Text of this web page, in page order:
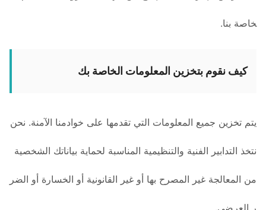
خاصة بنا.
كيف نقوم بتخزين المعلومات الخاصة بك
يتم تخزين جميع المعلومات التي تقدمها على خوادمنا الآمنة. نحن
نتخذ التدابير الفنية والتنظيمية المناسبة لحماية بياناتك الشخصية
من المعالجة غير المصرح بها أو غير القانونية أو الخسارة أو الضر
ر العرضي.